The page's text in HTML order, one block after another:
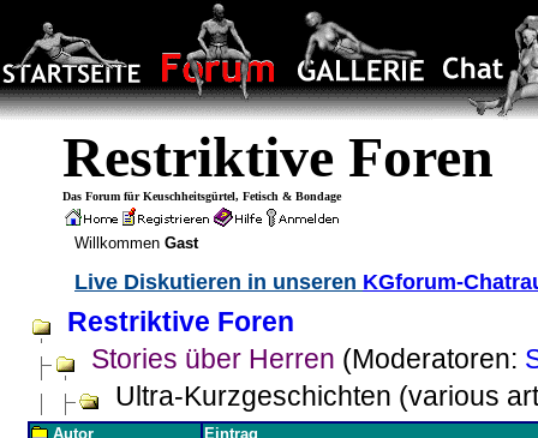
Restriktive Foren
Das Forum für Keuschheitsgürtel, Fetisch & Bondage
Willkommen Gast
Live Diskutieren in unseren KGforum-
Restriktive Foren
Stories über Herren (Moderatoren:
Ultra-Kurzgeschichten (various
Autor
Eintrag